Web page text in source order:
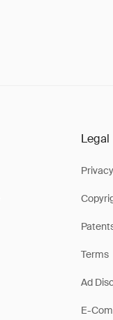
Legal
Privacy
Terms
Ad
E-